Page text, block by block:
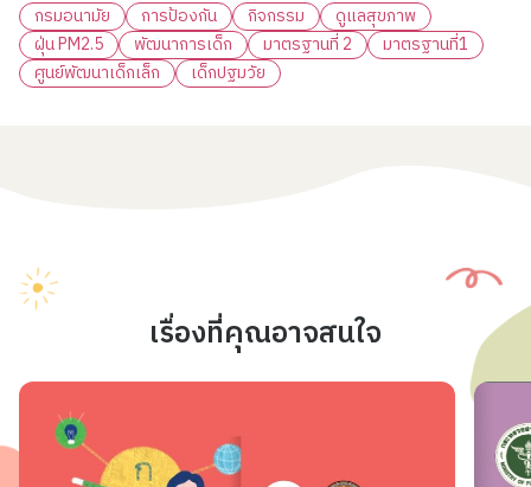
กรมอนามัย การป้องกัน กิจกรรม
ดูแลสุขภาพ
ฝุ่น PM2.5
พัฒนาการเด็ก มาตรฐานที่ 2
มาตรฐานที่1
ศูนย์พัฒนาเด็กเล็ก
เด็กปฐมวัย
เรื่องที่คุณอาจสนใจ